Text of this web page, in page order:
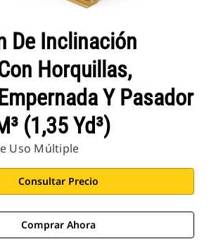
De Inclinación
Horquillas,
Y Pasador
(1,35 Yd³)
Uso Múltiple
Consultar Precio
Comprar Ahora